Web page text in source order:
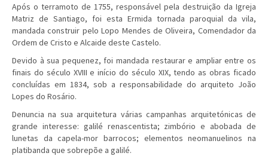
Após o terramoto de 1755, responsável pela destruição da Igreja
Matriz de Santiago, foi esta Ermida tornada paroquial da vila,
mandada construir pelo Lopo Mendes de Oliveira, Comendador da
Ordem de Cristo e Alcaide deste Castelo.
Devido à sua pequenez, foi mandada restaurar e ampliar entre os
finais do século XVIII e início do século XIX, tendo as obras ficado
concluídas em 1834, sob a responsabilidade do arquiteto João
Lopes do Rosário.
Denuncia na sua arquitetura várias campanhas arquitetónicas de
grande interesse: galilé renascentista; zimbório e abobada de
lunetas da capela-mor barrocos; elementos neomanuelinos na
platibanda que sobrepõe a galilé.